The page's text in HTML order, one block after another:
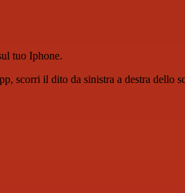
tuo Iphone.
scorri il dito da sinistra a destra dello